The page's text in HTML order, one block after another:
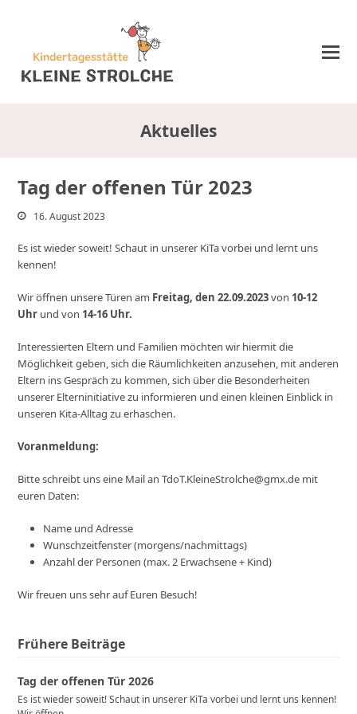
Aktuelles
Tag der offenen Tür 2023
16. August 2023
Es ist wieder soweit! Schaut in unserer KiTa vorbei und lernt uns
kennen!
Wir öffnen unsere Türen am Freitag, den 22.09.2023von 10-12
Uhr und von 14-16 Uhr.
Interessierten Eltern und Familien möchten wir hiermit die
Möglichkeit geben, sich die Räumlichkeiten anzusehen, mit anderen
Eltern ins Gespräch zu kommen, sich über die Besonderheiten
unserer Elterninitiative zu informieren und einen kleinen Einblick in
unseren Kita-Alltag zu erhaschen.
Voranmeldung:
Bitte schreibt uns eine Mail an TdoT.KleineStrolche@gmx.de mit
euren Daten:
Name und Adresse
Wunschzeitfenster (morgens/nachmittags)
Anzahl der Personen (max. 2 Erwachsene + Kind)
Wir freuen uns sehr auf Euren Besuch!
Frühere Beiträge
Tag der offenen Tür 2026
Es ist wieder soweit! Schaut in unserer KiTa vorbei und lernt uns kennen!